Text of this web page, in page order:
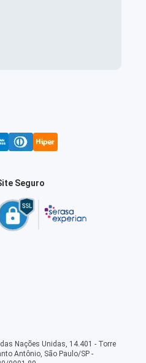
Seguro
Nações Unidas, 14.401 - Torre
Antônio, São Paulo/SP -